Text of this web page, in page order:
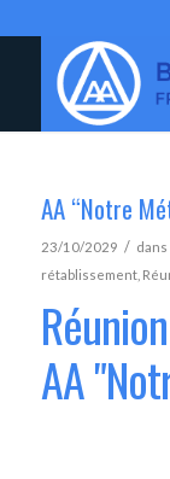
AA “Notre
23/10/2029 / dans
rétablissement,
AA